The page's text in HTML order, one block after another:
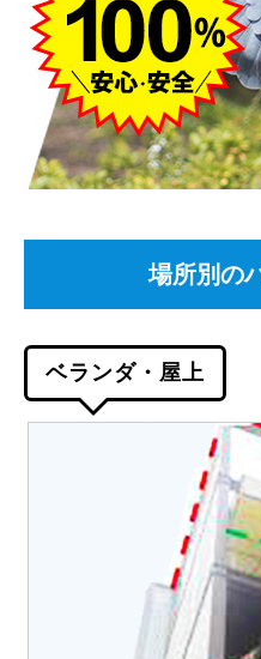
場所別の
ベランダ・屋上